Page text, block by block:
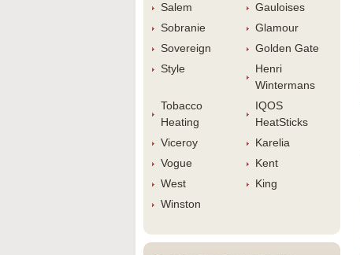
Salem
Gauloise
Sobranie
Glamour
Sovereign
Golden Gate
Style
Henri
Winterman
Tobacco
Heating
IQOS
HeatStick
Viceroy
Karelia
Vogue
Kent
West
King
Winston